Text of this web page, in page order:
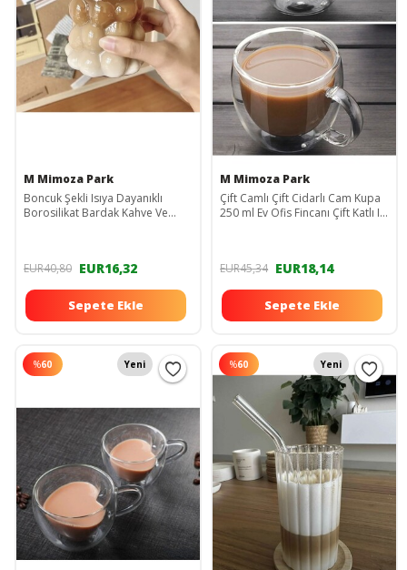
M Mimoza Park
Boncuk Şekli Isıya Dayanıklı
Borosilikat Bardak Kahve Ve
EUR40,80 EUR16,32
Sepete Ekle
M Mimoza Park
Çift Camlı Çift Cidarlı Cam Kupa
250 ml Ev Ofis Fincanı Çift Katlı Isı
EUR45,34 EUR18,14
Sepete Ekle
%60 Yeni %60 Yeni